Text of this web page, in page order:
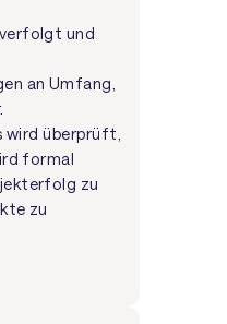
und
an Umfang,
wird überprüft,
formal
zu
zu